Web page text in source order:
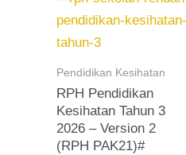
Pendidikan Kesihatan
RPH Pendidikan
Kesihatan Tahun 3
2026 – Version 2
(RPH PAK21)#